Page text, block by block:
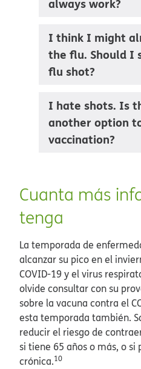
always work?
I think I might
the flu. Should I
flu shot?
I hate shots. Is
another option
vaccination?
Cuanta más
tenga​​
La temporada de
alcanzar su pico en el
COVID-19 y el virus
olvide consultar con su
sobre la vacuna contra el
esta temporada también.
reducir el riesgo de
si tiene 65 años o más, o
crónica.10